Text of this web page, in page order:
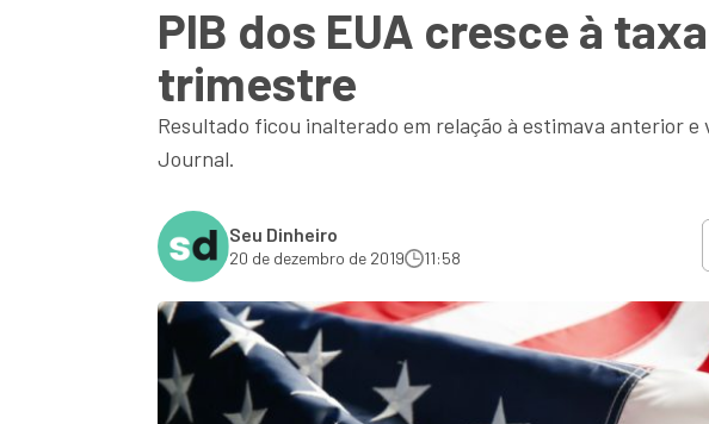
PIB dos EUA cresce à
trimestre
Resultado ficou inalterado em relação à estimava anterior
Journal.
Seu Dinheiro
20 de dezembro de 2019 11:58